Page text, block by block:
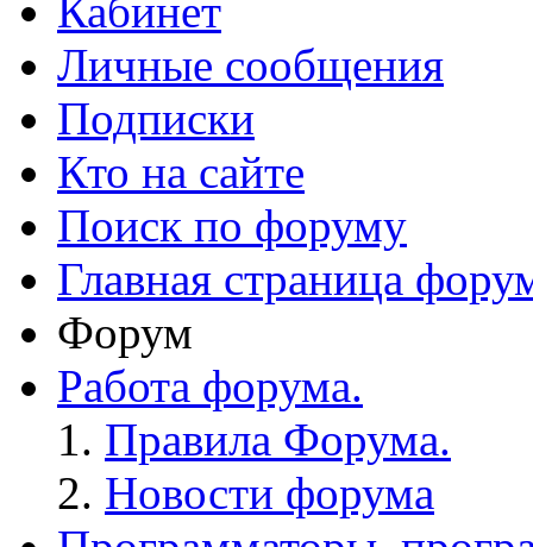
Кабинет
Личные сообщения
Подписки
Кто на сайте
Поиск по форуму
Главная страница
Форум
Работа форума.
Правила Форума.
Новости форума